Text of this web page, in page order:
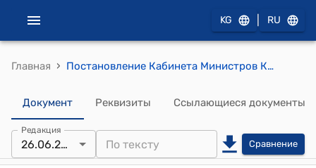
KG RU
Главная › Постановление Кабинета Министров Кыргызской Республики от 29 мая 2023 года № 291 "О вопросах Государственного агентства по управлению государственным имуществом при Кабинете Министров Кыргызской Республики"
Документ Реквизиты Ссылающиеся документы
Редакция
26.06.2026 Сравнение